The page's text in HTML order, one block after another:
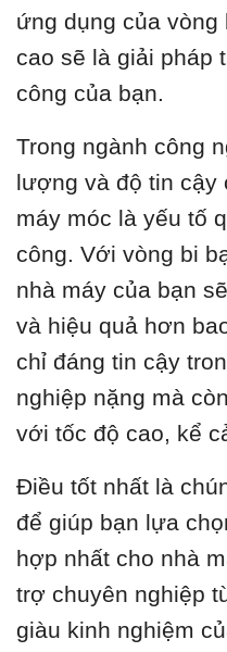
ứng dụng của
cao sẽ là giải pháp
công của bạn.
Trong ngành công
lượng và độ tin cậy
máy móc là yếu tố
công. Với vòng bi
nhà máy của bạn
và hiệu quả hơn
chỉ đáng tin cậy
nghiệp nặng mà
với tốc độ cao, kể
Điều tốt nhất là
để giúp bạn lựa
hợp nhất cho nhà
trợ chuyên nghiệp
giàu kinh nghiệm